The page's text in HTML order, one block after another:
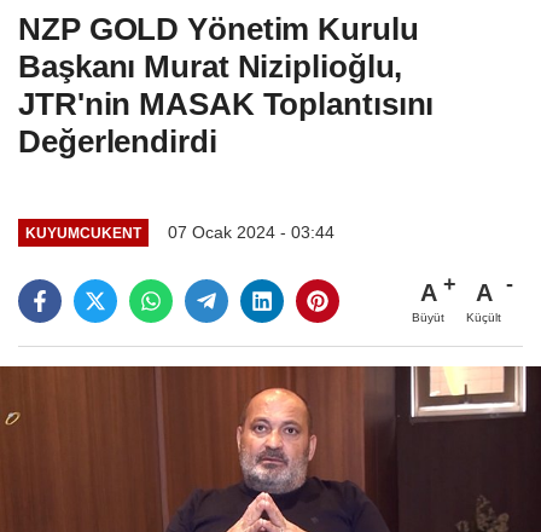
NZP GOLD Yönetim Kurulu
Başkanı Murat Niziplioğlu,
JTR'nin MASAK Toplantısını
Değerlendirdi
KUYUMCUKENT 07 Ocak 2024 - 03:44
A
Büyüt
A
Küçült